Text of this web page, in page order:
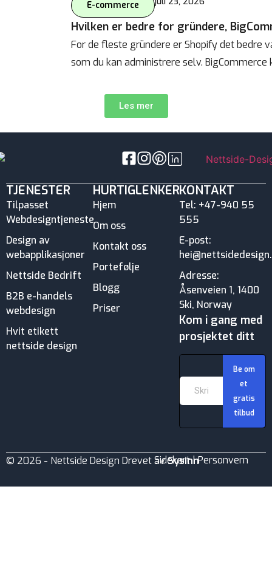
E-commerce
Hvilken er bedre for gründere,
For de fleste gründere er Shopify det bedre
som du kan administrere selv. BigCommerce
Les mer
TJENESTER
Tilpasset
Webdesigntjeneste
Design av
webapplikasjoner
Nettside Bedrift
B2B e-handels
webdesign
Hvit etikett
nettside design
HURTIGLENKER
Hjem
Om oss
Kontakt oss
Portefølje
Blogg
Priser
KONTAKT
Tel: +47-940 55
555
E-post:
Adresse:
Åsenveien 1, 1400
Ski, Norway
Kom i gang med
prosjektet ditt
Be om
et
gratis
tilbud
© 2026 - Nettside Design Drevet avSysinn
Sidekart|Personvern
Behandle ditt samtykke
informasjonskapsler for å lagre eller få tilgang til
enhetsdata. Å nekte samtykke kan begrense enkelte
Nødvendig
Statistikk